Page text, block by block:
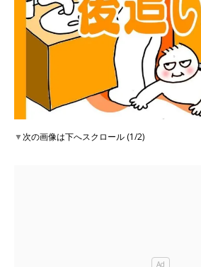
▼次の画像は下へスクロール (1/2)